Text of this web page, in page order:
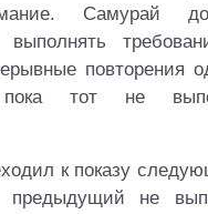
Самурай
выполнять
повторения
тот не
к показу
не